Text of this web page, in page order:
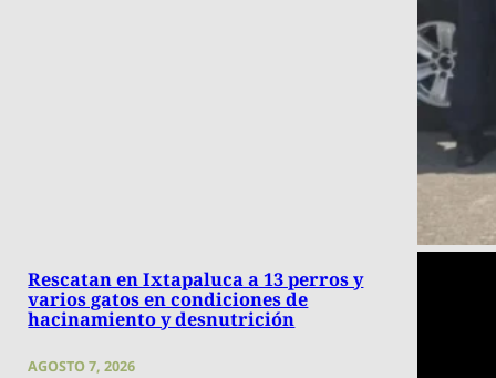
Rescatan en Ixtapaluca a 13 perros y
varios gatos en condiciones de
hacinamiento y desnutrición
AGOSTO 7, 2026